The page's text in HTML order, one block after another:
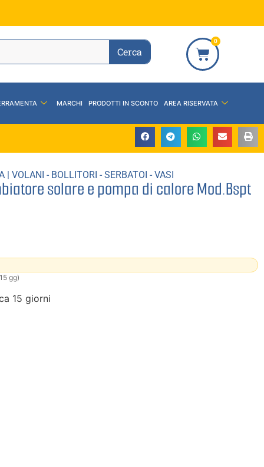
Cerca
0
MARCHI PRODOTTI IN SCONTO AREA RISERVATA
| VOLANI - BOLLITORI - SERBATOI - VASI
solare e pompa di calore Mod.Bspt
gg)
15 giorni